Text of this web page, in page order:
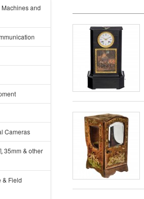
and
Cameras
35mm & other
& Field